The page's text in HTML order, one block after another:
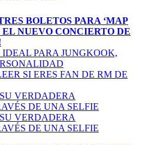
BOLETOS PARA ‘MAP
EL NUEVO CONCIERTO DE
IDEAL PARA JUNGKOOK,
SI ERES FAN DE RM DE
VERDADERA
DE UNA SELFIE
VERDADERA
DE UNA SELFIE